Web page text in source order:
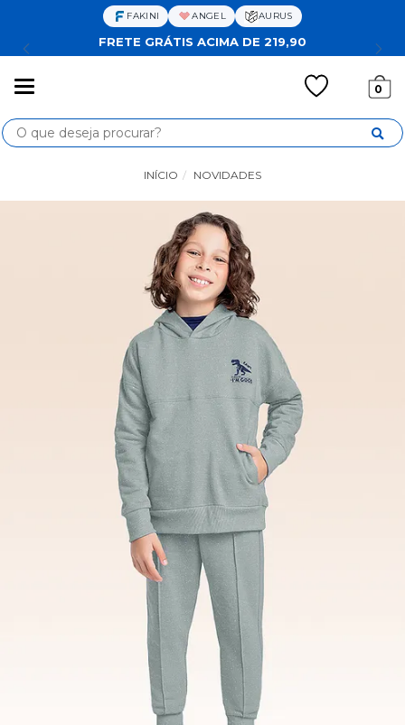
FAKINI ANGEL AURUS
FRETE GRÁTIS ACIMA DE 219,90
0
Busca
INÍCIO NOVIDADES